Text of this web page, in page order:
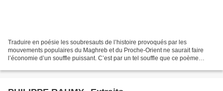
Traduire en poésie les soubresauts de l’histoire provoqués par les
mouvements populaires du Maghreb et du Proche-Orient ne saurait faire
l’économie d’un souffle puissant. C’est par un tel souffle que ce poème